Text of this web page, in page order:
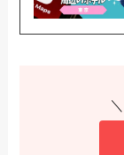
＼